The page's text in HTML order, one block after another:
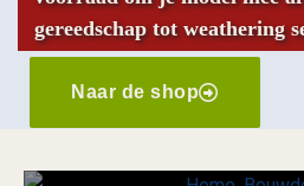
gereedschap tot weathering
Naar de shop